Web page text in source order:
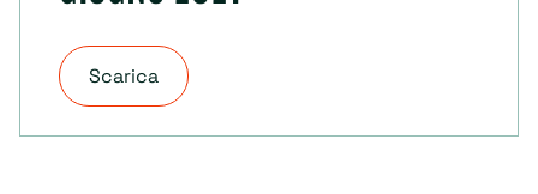
Scarica